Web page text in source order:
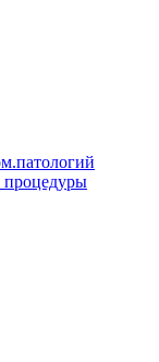
процедуры